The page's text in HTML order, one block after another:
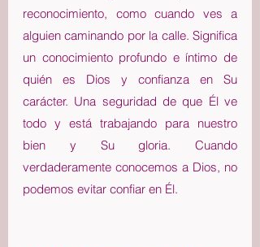
reconocimiento, como cuando ves a
alguien caminando por la calle. Significa
un conocimiento profundo e íntimo de
quién es Dios y confianza en Su
carácter. Una seguridad de que Él ve
todo y está trabajando para nuestro
bien y Su gloria. Cuando
verdaderamente conocemos a Dios, no
podemos evitar confiar en Él.